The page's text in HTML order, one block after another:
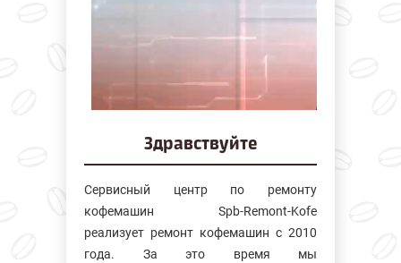
Здравствуйте
Сервисный центр по ремонту
кофемашин Spb-Remont-Kofe
реализует ремонт кофемашин с 2010
года. За это время мы